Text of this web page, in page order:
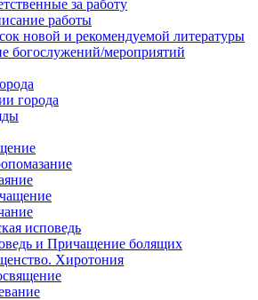
за работу
работы
новой и рекомендуемой литературы
богослужений/мероприятий
города
исповедь
и Причащение болящих
Хиротония